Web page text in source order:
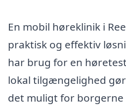
En mobil høreklinik i
praktisk og effektiv
har brug for en
lokal tilgængelighed
det muligt for